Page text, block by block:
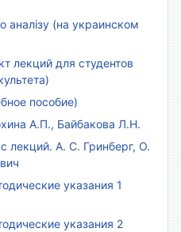
аналізу (на украинском
лекций для студентов
пособие)
А.П., Байбакова Л.Н.
лекций. А. С. Гринберг, О.
указания 1
указания 2